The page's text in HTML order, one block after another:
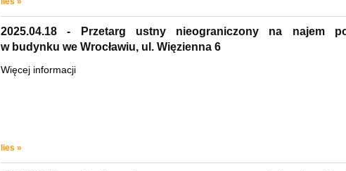
2025.04.18 - Przetarg ustny nieograniczony na najem
w budynku we Wrocławiu, ul. Więzienna 6
Więcej informacji
lies »